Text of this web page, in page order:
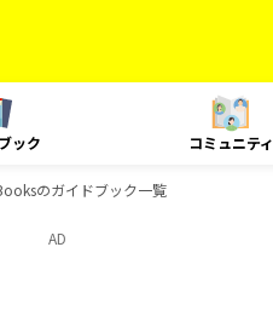
ック コミュニティ
のガイドブック一覧
AD